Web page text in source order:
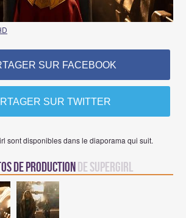
SUR FACEBOOK
SUR TWITTER
sont disponibles dans le diaporama qui suit.
de Production de Supergirl